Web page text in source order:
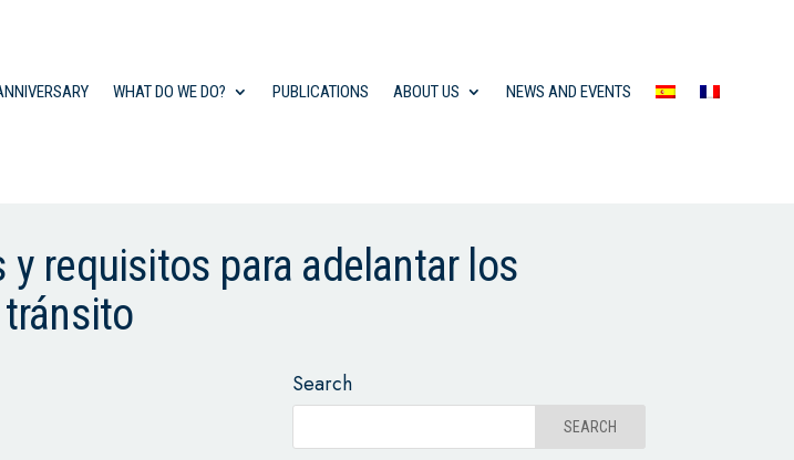
WHAT DO WE DO? PUBLICATIONS ABOUT US NEWS AND EVENTS
requisitos para adelantar los
Search